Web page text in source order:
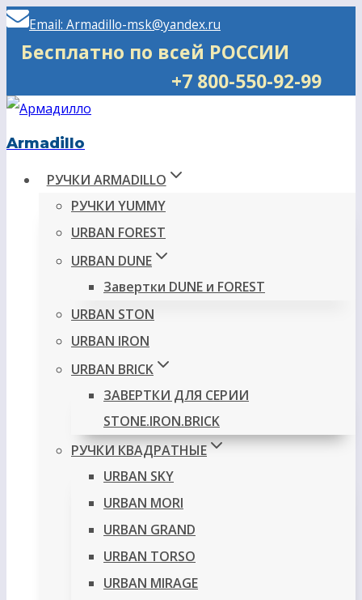
Перейти
Email: Armadillo-msk@yandex.ru
Бесплатно по всей РОССИИ
+7 800-550-92-99
Armadillo
РУЧКИ ARMADILLO
РУЧКИ YUMMY
URBAN FOREST
URBAN DUNE
Завертки DUNE и FOREST
URBAN STON
URBAN IRON
URBAN BRICK
ЗАВЕРТКИ ДЛЯ СЕРИИ
STONE.IRON.BRICK
РУЧКИ КВАДРАТНЫЕ
URBAN SKY
URBAN MORI
URBAN GRAND
URBAN TORSO
URBAN MIRAGE